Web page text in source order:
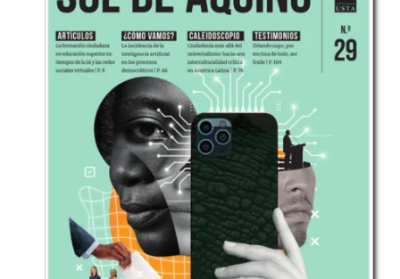
incentivar la producción académica de los docentes,
estudiantes y egresados de la Facultad, de la VUAD,
de la Universidad Santo Tomás y de otras IES.
Periodicidad:Semestral.
ISSN electrónico:2422-4529
https://doi.org/10.15332/24224529
Correo electrónico:revistadigital.citas@usta.edu.co
Clasificación OCDE:Ciencias sociales; Otras
Ciencias Sociales
Campos de conocimiento Minciencias:
Multidisciplinar.
Editor en Jefe:PhD. Juan Carlos Olaya Molano